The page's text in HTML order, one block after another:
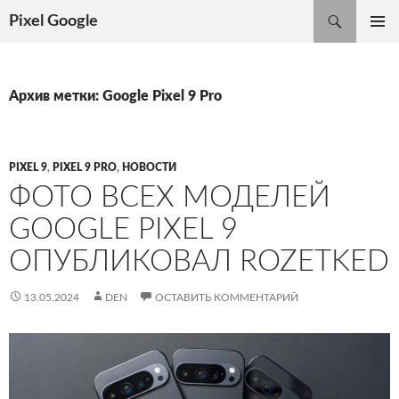
Pixel Google
Архив метки: Google Pixel 9 Pro
PIXEL 9, PIXEL 9 PRO, НОВОСТИ
ФОТО ВСЕХ МОДЕЛЕЙ
GOOGLE PIXEL 9
ОПУБЛИКОВАЛ ROZETKED
13.05.2024 DEN ОСТАВИТЬ КОММЕНТАРИЙ